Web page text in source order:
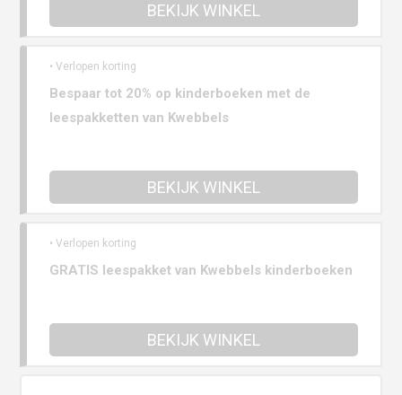
BEKIJK WINKEL
• Verlopen korting
Bespaar tot 20% op kinderboeken met de
leespakketten van Kwebbels
BEKIJK WINKEL
• Verlopen korting
GRATIS leespakket van Kwebbels kinderboeken
BEKIJK WINKEL